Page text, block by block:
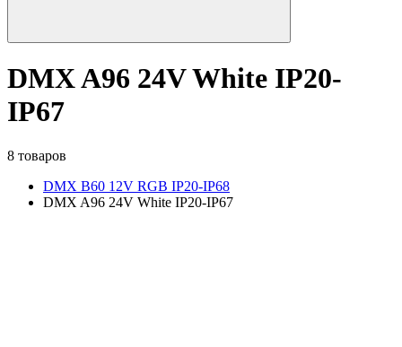
DMX A96 24V White IP20-
IP67
8 товаров
DMX B60 12V RGB IP20-IP68
DMX A96 24V White IP20-IP67